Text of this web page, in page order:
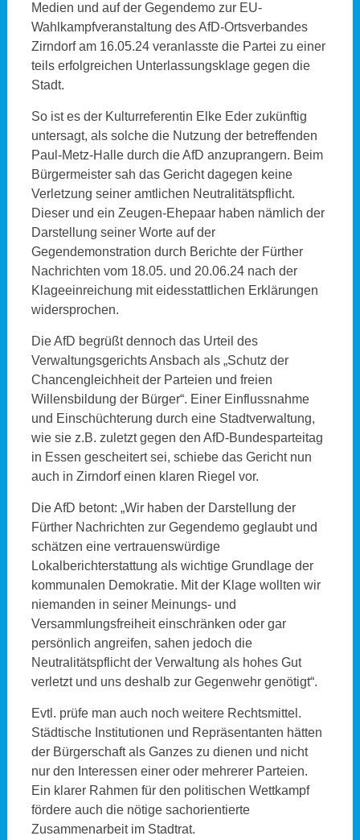
Medien und auf der Gegendemo zur EU-
Wahlkampfveranstaltung des AfD-Ortsverbandes
Zirndorf am 16.05.24 veranlasste die Partei zu einer
teils erfolgreichen Unterlassungsklage gegen die
Stadt.
So ist es der Kulturreferentin Elke Eder zukünftig
untersagt, als solche die Nutzung der betreffenden
Paul-Metz-Halle durch die AfD anzuprangern. Beim
Bürgermeister sah das Gericht dagegen keine
Verletzung seiner amtlichen Neutralitätspflicht.
Dieser und ein Zeugen-Ehepaar haben nämlich der
Darstellung seiner Worte auf der
Gegendemonstration durch Berichte der Fürther
Nachrichten vom 18.05. und 20.06.24 nach der
Klageeinreichung mit eidesstattlichen Erklärungen
widersprochen.
Die AfD begrüßt dennoch das Urteil des
Verwaltungsgerichts Ansbach als „Schutz der
Chancengleichheit der Parteien und freien
Willensbildung der Bürger“. Einer Einflussnahme
und Einschüchterung durch eine Stadtverwaltung,
wie sie z.B. zuletzt gegen den AfD-Bundesparteitag
in Essen gescheitert sei, schiebe das Gericht nun
auch in Zirndorf einen klaren Riegel vor.
Die AfD betont: „Wir haben der Darstellung der
Fürther Nachrichten zur Gegendemo geglaubt und
schätzen eine vertrauenswürdige
Lokalberichterstattung als wichtige Grundlage der
kommunalen Demokratie. Mit der Klage wollten wir
niemanden in seiner Meinungs- und
Versammlungsfreiheit einschränken oder gar
persönlich angreifen, sahen jedoch die
Neutralitätspflicht der Verwaltung als hohes Gut
verletzt und uns deshalb zur Gegenwehr genötigt“.
Evtl. prüfe man auch noch weitere Rechtsmittel.
Städtische Institutionen und Repräsentanten hätten
der Bürgerschaft als Ganzes zu dienen und nicht
nur den Interessen einer oder mehrerer Parteien.
Ein klarer Rahmen für den politischen Wettkampf
fördere auch die nötige sachorientierte
Zusammenarbeit im Stadtrat.